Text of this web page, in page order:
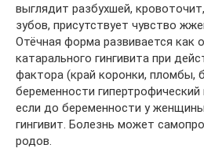
выглядит разбухшей,
зубов, присутствует чувство
Отёчная форма развивается как
катарального гингивита при
фактора (край коронки, пломбы,
беременности гипертрофический
если до беременности у
гингивит. Болезнь может
родов.